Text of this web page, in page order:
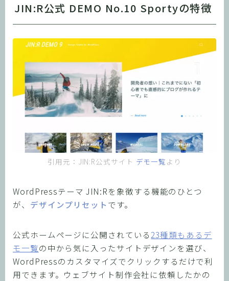
JIN:R公式 DEMO No.10 Sportyの特徴
引用元：JIN:R公式サイト デモ一覧 より
WordPressテーマ JIN:Rを象徴する機能のひとつ
が、 デザインプリセット です。
公式ホームページに公開されている23種類もあるデ
モ一覧の中から気に入ったサイトデザインを選び、
WordPressのカスタマイズでクリックするだけで利
用できます。ウェブサイト制作会社に依頼したかの